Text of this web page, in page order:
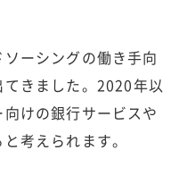
ーシングの働き手向
きました。2020年以
けの銀行サービスや
考えられます。